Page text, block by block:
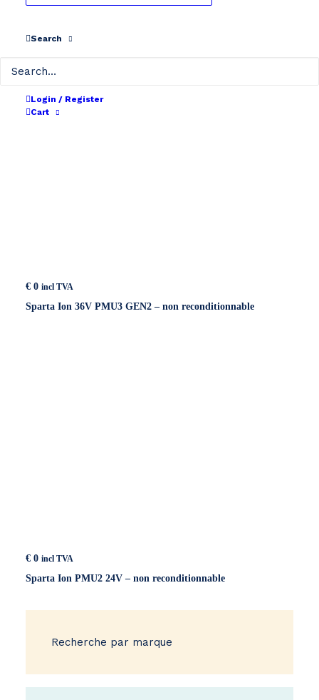
Search
Login / Register
Cart
€ 0 incl TVA
Sparta Ion 36V PMU3 GEN2 – non reconditionnable
€ 0 incl TVA
Sparta Ion PMU2 24V – non reconditionnable
Recherche par marque